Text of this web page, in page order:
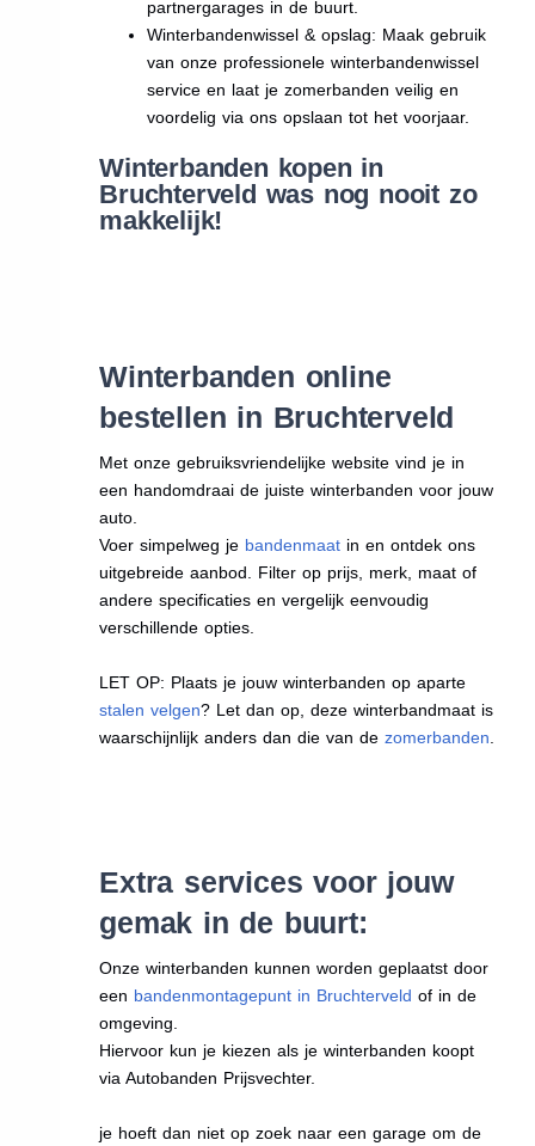
partnergarages in de buurt.
Winterbandenwissel & opslag: Maak gebruik
van onze professionele winterbandenwissel
service en laat je zomerbanden veilig en
voordelig via ons opslaan tot het voorjaar.
Winterbanden kopen in
Bruchterveld was nog nooit zo
makkelijk!
Winterbanden online
bestellen in Bruchterveld
Met onze gebruiksvriendelijke website vind je in
een handomdraai de juiste winterbanden voor jouw
auto.
Voer simpelweg je bandenmaat in en ontdek ons
uitgebreide aanbod. Filter op prijs, merk, maat of
andere specificaties en vergelijk eenvoudig
verschillende opties.
LET OP: Plaats je jouw winterbanden op aparte
stalen velgen? Let dan op, deze winterbandmaat is
waarschijnlijk anders dan die van dezomerbanden
Extra services voor jouw
gemak in de buurt:
Onze winterbanden kunnen worden geplaatst door
een bandenmontagepunt in Bruchterveld of in de
omgeving.
Hiervoor kun je kiezen als je winterbanden koopt
via Autobanden Prijsvechter.
je hoeft dan niet op zoek naar een garage om de